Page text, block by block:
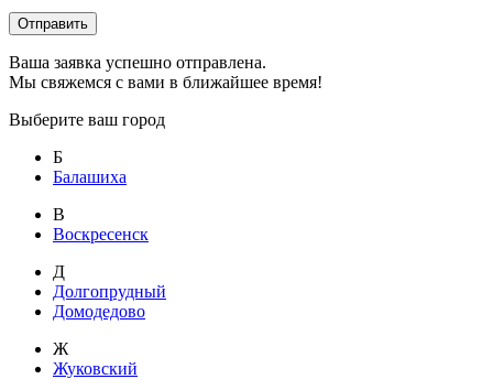
Отправить
Ваша заявка успешно отправлена.
Мы свяжемся с вами в ближайшее время!
Выберите ваш город
Б
Балашиха
В
Воскресенск
Д
Долгопрудный
Домодедово
Ж
Жуковский